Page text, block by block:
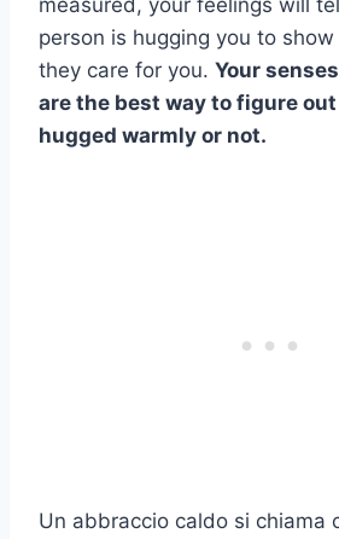
person is hugging you to
they care for you. Your
are the best way to figure out
hugged warmly or not.
Un abbraccio caldo si chiama